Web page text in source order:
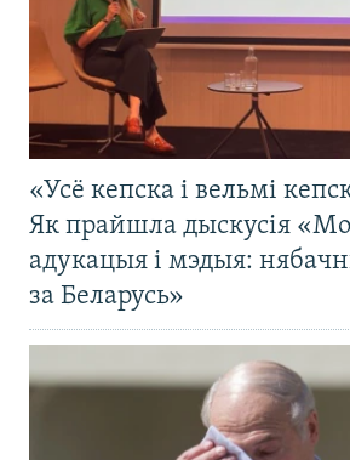
«Усё кепска і вельмі
Як прайшла дыскусія
адукацыя і мэдыя:
за Беларусь»